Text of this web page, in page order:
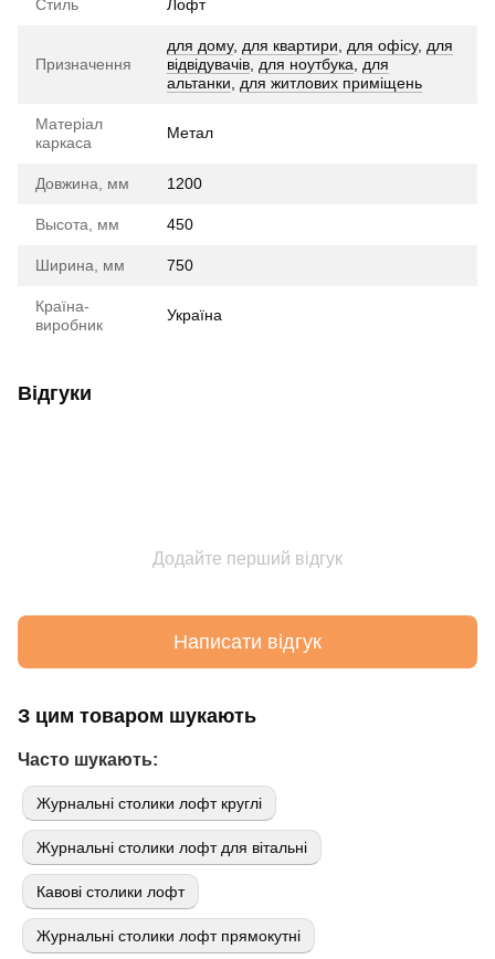
Стиль Лофт
Призначення
для дому, для квартири для офісу, для
відвідувачів для ноутбука
для
альтанки
для житлових приміщень
Матеріал
каркаса
Метал
Довжина, мм 1200
Высота, мм 450
Ширина, мм 750
Країна-
виробник
Україна
Відгуки
Додайте перший відгук
Написати відгук
З цим товаром шукають
Часто шукають:
Журнальні столики лофт круглі
Журнальні столики лофт для вітальні
Кавові столики лофт
Журнальні столики лофт прямокутні